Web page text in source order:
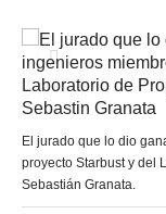
El jurado que lo dio
proyecto Starbust y del
Sebastián Granata.